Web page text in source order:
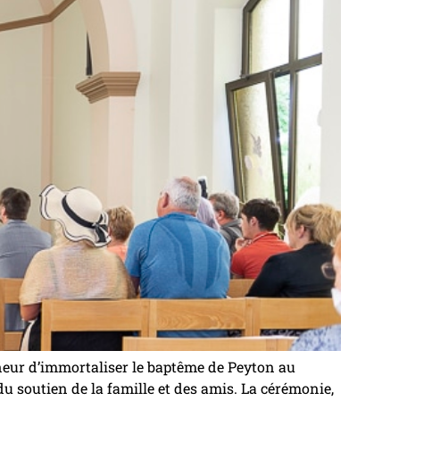
d’immortaliser le baptême de Peyton au
soutien de la famille et des amis. La cérémonie,